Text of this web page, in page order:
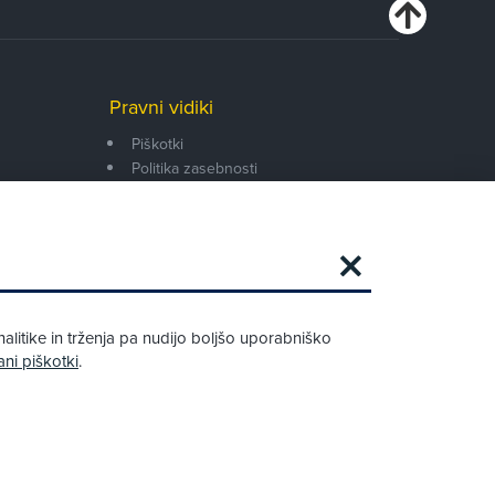
Obstoječi in novi AMZS člani, ki boste v
Pravni vidiki
Piškotki
Politika zasebnosti
in trženja pa nudijo boljšo uporabniško
piškotki.